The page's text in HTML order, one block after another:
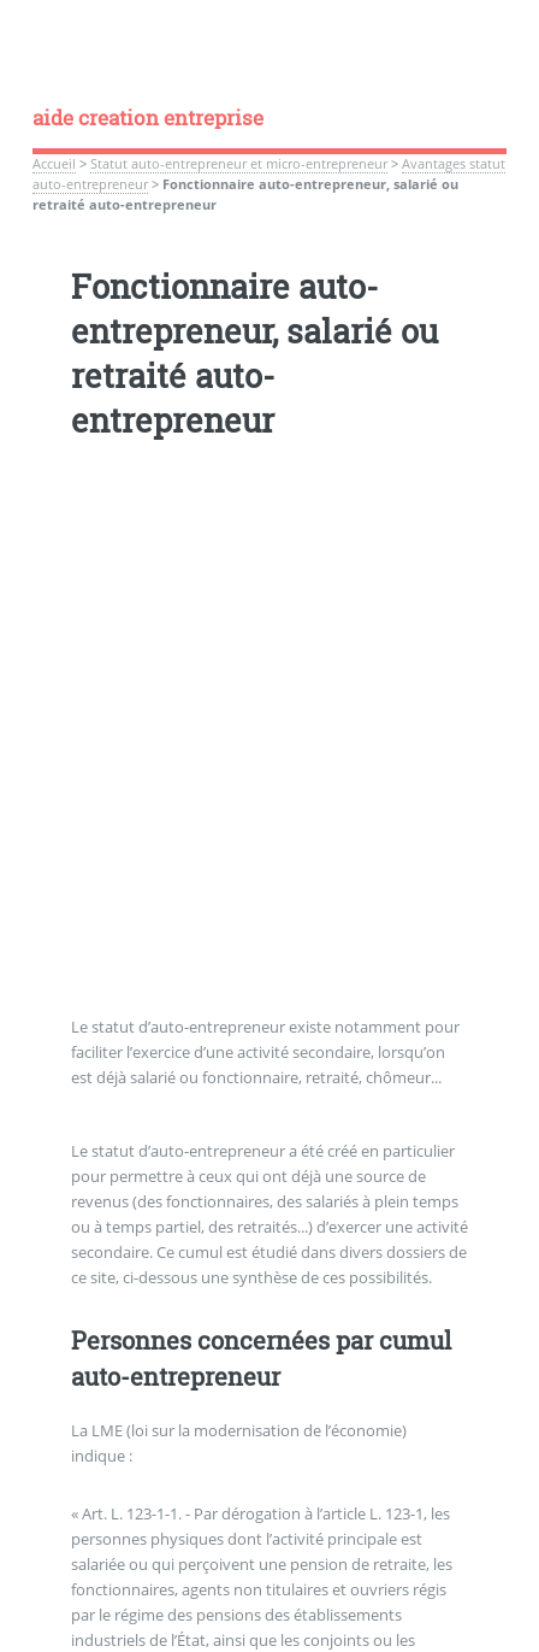
aide creation entreprise
Accueil > Statut auto-entrepreneur et micro-entrepreneur> Avantages statut
auto-entrepreneur> Fonctionnaire auto-entrepreneur, salarié ou
retraité auto-entrepreneur
Fonctionnaire auto-
entrepreneur, salarié ou
retraité auto-
entrepreneur
Le statut d’auto-entrepreneur existe notamment pour
faciliter l’exercice d’une activité secondaire, lorsqu’on
est déjà salarié ou fonctionnaire, retraité, chômeur...
Le statut d’auto-entrepreneur a été créé en particulier
pour permettre à ceux qui ont déjà une source de
revenus (des fonctionnaires, des salariés à plein temps
ou à temps partiel, des retraités...) d’exercer une activité
secondaire. Ce cumul est étudié dans divers dossiers de
ce site, ci-dessous une synthèse de ces possibilités.
Personnes concernées par cumul
auto-entrepreneur
La LME (loi sur la modernisation de l’économie)
indique :
« Art. L. 123-1-1. - Par dérogation à l’article L. 123-1, les
personnes physiques dont l’activité principale est
salariée ou qui perçoivent une pension de retraite, les
fonctionnaires, agents non titulaires et ouvriers régis
par le régime des pensions des établissements
industriels de l’État, ainsi que les conjoints ou les